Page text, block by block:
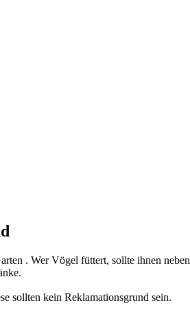
. Wer Vögel füttert, sollte ihnen neben
sollten kein Reklamationsgrund sein.